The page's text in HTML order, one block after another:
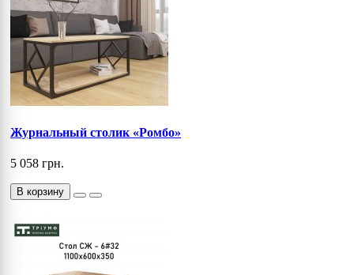
Журнальный столик «Ромбо»
5 058 грн.
В корзину